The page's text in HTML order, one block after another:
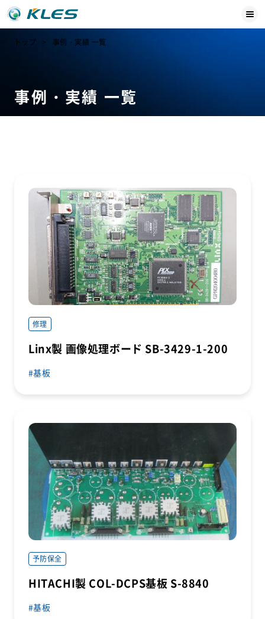
トップ 事例・実績 一覧
事例・実績 一覧
修理
Linx製 画像処理ボード SB-3429-1-200
基板
予防保全
HITACHI製 COL-DCPS基板 S-8840
基板